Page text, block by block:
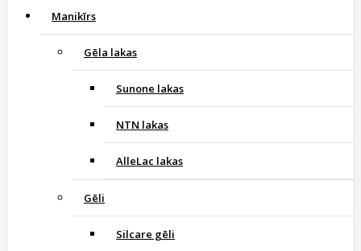
Manikīrs
Gēla lakas
Sunone lakas
NTN lakas
AlleLac lakas
Gēli
Silcare gēli